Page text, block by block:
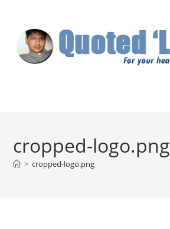
content
cropped-logo.png
> cropped-logo.png